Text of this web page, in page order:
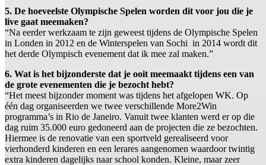
5. De hoeveelste Olympische Spelen worden dit voor jou die je
live gaat meemaken?
“Na eerder werkzaam te zijn geweest tijdens de Olympische Spelen
in Londen in 2012 en de Winterspelen van Sochi in 2014 wordt dit
het derde Olympisch evenement dat ik mee zal maken.”
6. Wat is het bijzonderste dat je ooit meemaakt tijdens een van
de grote evenementen die je bezocht hebt?
“Het meest bijzonder moment was tijdens het afgelopen WK. Op
één dag organiseerden we twee verschillende More2Win
programma’s in Rio de Janeiro. Vanuit twee klanten werd er op die
dag ruim 35.000 euro gedoneerd aan de projecten die ze bezochten.
Hiermee is de renovatie van een sportveld gerealiseerd voor
vierhonderd kinderen en een lerares aangenomen waardoor twintig
extra kinderen dagelijks naar school konden. Kleine, maar zeer